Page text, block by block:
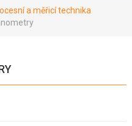
a měřicí technika